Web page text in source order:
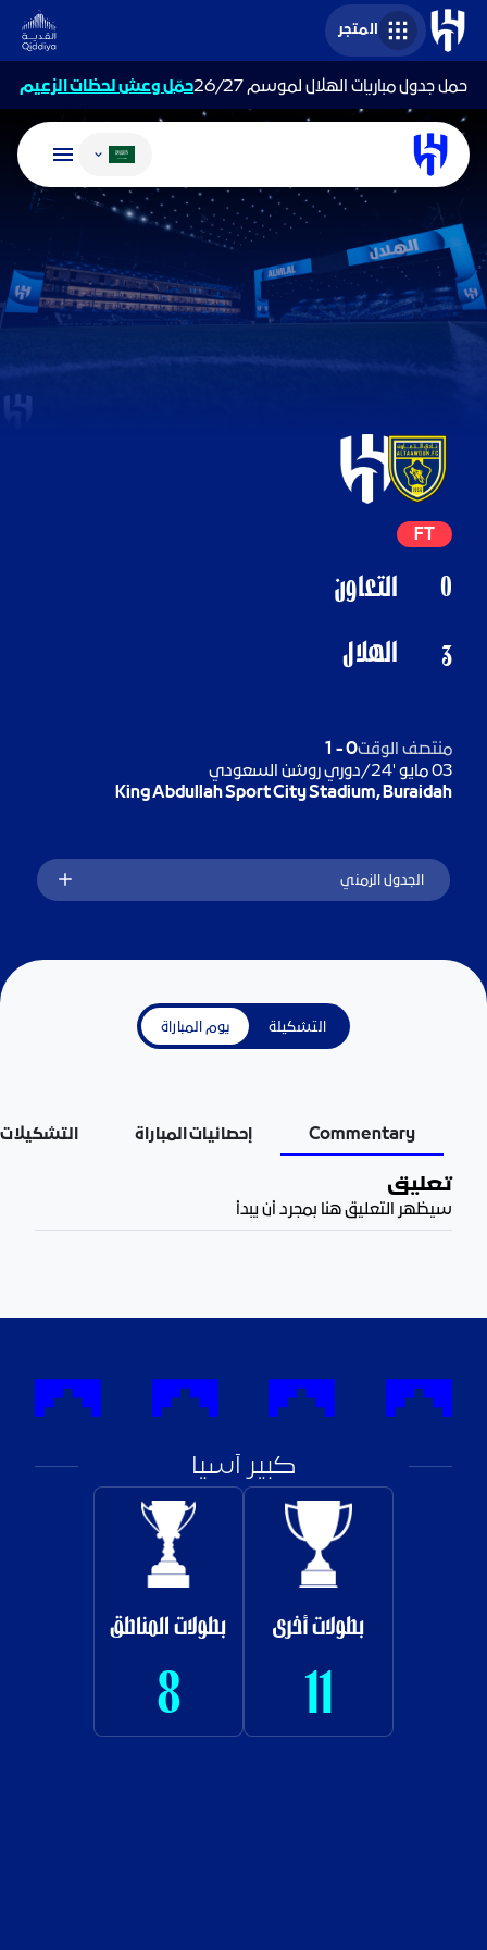
المتجر
حمل جدول مباريات الهلال لموسم 26/27 حمّل وعش لحظات الزعيم
تغيير اللغة
التعاون
الهلال
FT
0
3
منتصف الوقت0
-
1
03 مايو '24
/دوري روشن السعودي
King Abdullah Sport City Stadium, Buraidah
الجدول الزمني
التشكيلة يوم المباراة
Commentary إحصائيات المباراة التشكيلات
تعليق
سيظهر التعليق هنا بمجرد أن يبدأ
كبير آسيا
بطولات أخرى
11
بطولات المناطق
8